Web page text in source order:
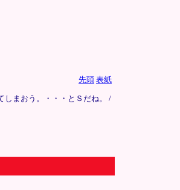
先頭 表紙
しまおう。・・・とＳだね。 /